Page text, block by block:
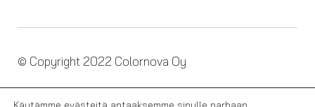
© Copyright 2022 Colornova Oy